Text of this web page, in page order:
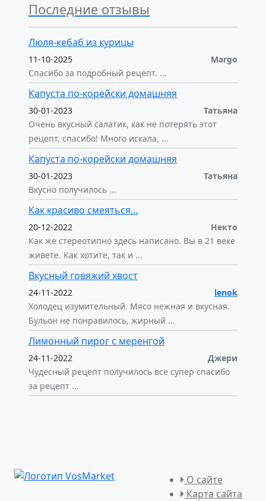
Последние отзывы
Люля-кебаб из курицы
11-10-2025
Margo
Спасибо за подробный рецепт. ...
Капуста по-корейски домашняя
30-01-2023
Татьяна
Очень вкусный салатик, как не потерять этот
рецепт, спасибо! Много искала, ...
Капуста по-корейски домашняя
30-01-2023
Татьяна
Вкусно получилось ...
Как красиво смеяться...
20-12-2022
Некто
Как же стереотипно здесь написано. Вы в 21 веке
живете. Как хотите, так и ...
Вкусный говяжий хвост
24-11-2022
lenok
Холодец изумительный. Мясо нежная и вкусная.
Бульон не понравилось, жирный ...
Лимонный пирог с меренгой
24-11-2022
Джери
Чудесный рецепт получилось все супер спасибо
за рецепт ...
О сайте
Карта сайта